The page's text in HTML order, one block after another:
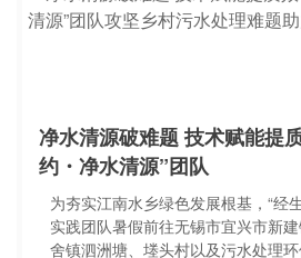
净水清源破难题 技术赋能
约・净水清源”团队
为夯实江南水乡绿色发展根基，“经
实践团队暑假前往无锡市宜兴市新
舍镇泗洲塘、堘头村以及污水处理